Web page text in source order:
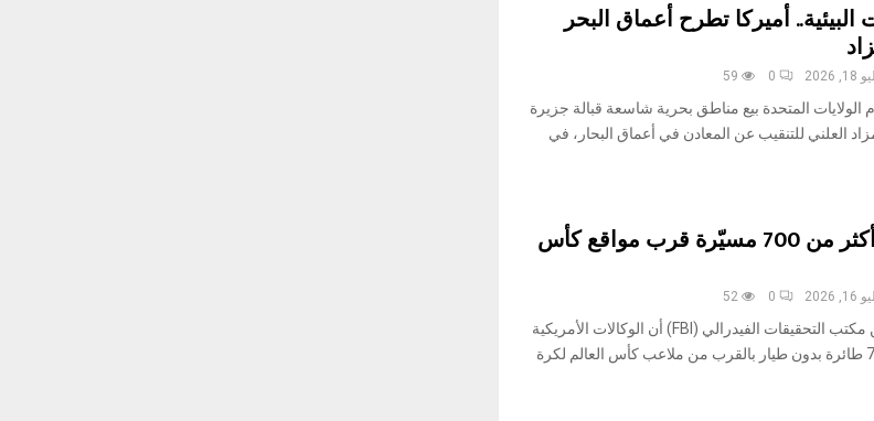
أميركا تطرح أعماق البحر
2026
0
59
الولايات المتحدة بيع مناطق بحرية شاسعة قبالة جزيرة
العلني للتنقيب عن المعادن في أعماق البحار، في
أميركا تصادر أكثر من 700 مسيّرة قرب مواقع كأس
2026
0
52
«نبض الخليج» أعلن مكتب التحقيقات الفيدرالي (FBI) أن الوكالات الأمريكية
صادرت أكثر من 700 طائرة بدون طيار بالقرب من ملاعب كأس العالم لكرة